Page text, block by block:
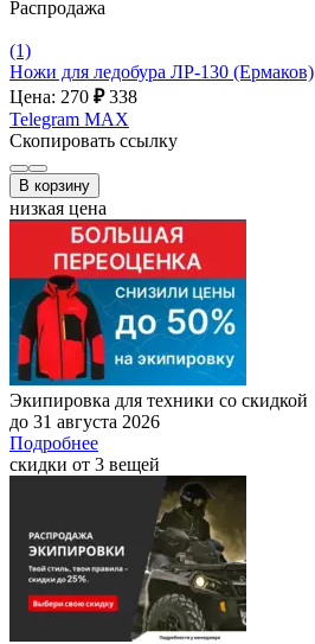
Распродажа
(1)
Ножи для ледобура ЛР-130 (Ермаков)
Цена: 270 ₽ 338
Telegram MAX
Скопировать ссылку
В корзину
низкая цена
Экипировка для техники со скидкой
до 31 августа 2026
Подробнее
скидки от 3 вещей